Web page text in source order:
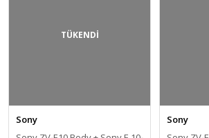
TÜKENDİ
Sony
Sony